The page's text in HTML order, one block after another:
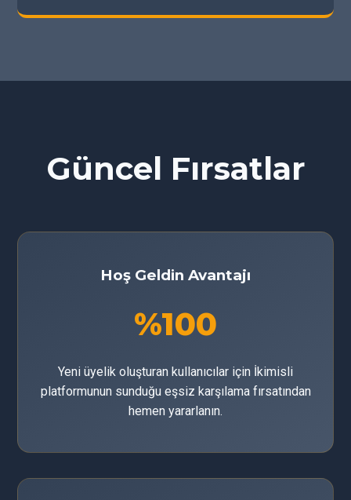
Güncel Fırsatlar
Hoş Geldin Avantajı
%100
Yeni üyelik oluşturan kullanıcılar için İkimisli
platformunun sunduğu eşsiz karşılama fırsatından
hemen yararlanın.